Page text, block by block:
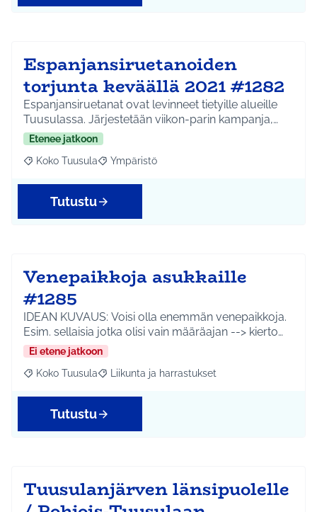
Espanjansiruetanoiden
torjunta keväällä 2021 #1282
Espanjansiruetanat ovat levinneet tietyille alueille
Tuusulassa. Järjestetään viikon-parin kampanja,…
Etenee jatkoon
Rajaa tulokset aihepiirin mukaan: Koko Tuusula
Koko Tuusula Rajaa tulokset teeman mukaan: Ympäristö
Ympäristö
Tutustu
Venepaikkoja asukkaille
#1285
IDEAN KUVAUS: Voisi olla enemmän venepaikkoja.
Esim. sellaisia jotka olisi vain määräajan --> kierto…
Ei etene jatkoon
Rajaa tulokset aihepiirin mukaan: Koko Tuusula
Koko Tuusula Rajaa tulokset teeman mukaan: Liikunta ja
Liikunta ja harrastukset
Tutustu
Tuusulanjärven länsipuolelle